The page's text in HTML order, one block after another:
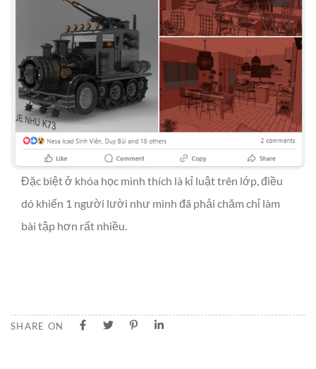
Đặc biệt ở khóa học mình thích là kỉ luật trên lớp, điều
dó khiến 1 người lười như mình đã phải chăm chỉ làm
bài tập hơn rất nhiều.
SHARE ON